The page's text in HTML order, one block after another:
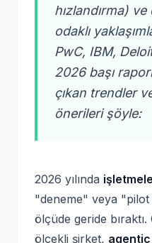
hızlandırma)
odaklı
PwC, IBM,
2026 başı
çıkan trendler
önerileri şöyle:
2026 yılında
"deneme" veya "pilot
ölçüde geride
ölçekli şirket, agentic